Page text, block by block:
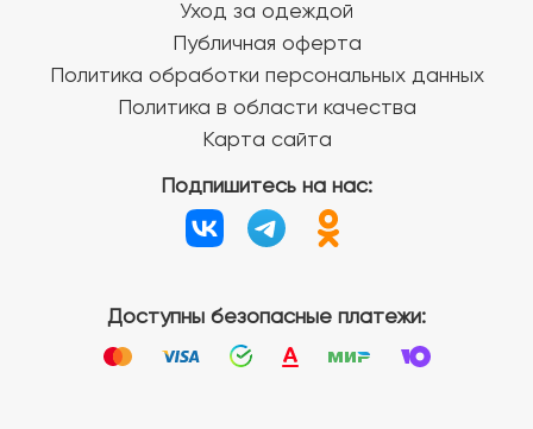
Уход за одеждой
Публичная оферта
Политика обработки персональных данных
Политика в области качества
Карта сайта
Подпишитесь на нас:
Доступны безопасные платежи: